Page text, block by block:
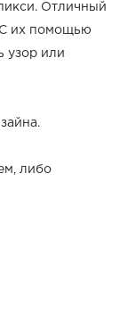
Отличный
С их помощью
узор или
либо